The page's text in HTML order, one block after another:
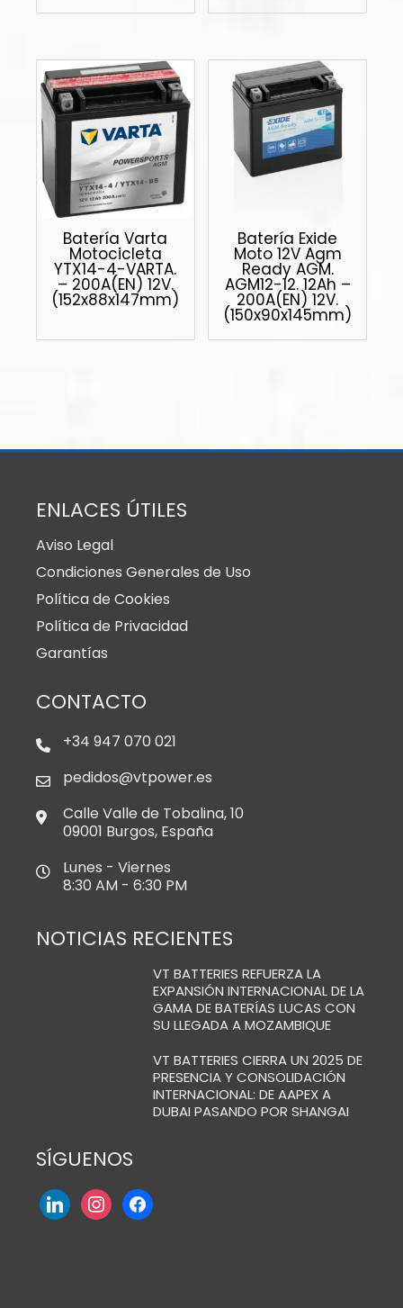
Batería Varta
Motocicleta
YTX14-4-VARTA.
– 200A(EN) 12V.
(152x88x147mm)
Batería Exide
Moto 12V Agm
Ready AGM.
AGM12-12. 12Ah –
200A(EN) 12V.
(150x90x145mm)
ENLACES ÚTILES
Aviso Legal
Condiciones Generales de Uso
Política de Cookies
Política de Privacidad
Garantías
CONTACTO
+34 947 070 021
pedidos@vtpower.es
Calle Valle de Tobalina, 10
09001 Burgos, España
Lunes - Viernes
8:30 AM - 6:30 PM
NOTICIAS RECIENTES
VT BATTERIES REFUERZA LA
EXPANSIÓN INTERNACIONAL DE LA
GAMA DE BATERÍAS LUCAS CON
SU LLEGADA A MOZAMBIQUE
VT BATTERIES CIERRA UN 2025 DE
PRESENCIA Y CONSOLIDACIÓN
INTERNACIONAL: DE AAPEX A
DUBAI PASANDO POR SHANGAI
SÍGUENOS